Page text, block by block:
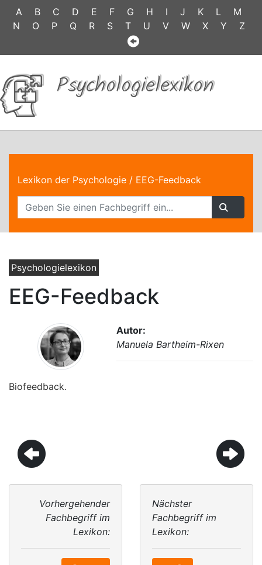
A B C D E F G H I J K L
M
N
O P Q R S T U V W X Y Z
Psychologielexikon
Lexikon der Psychologie / EEG-Feedback
Psychologielexikon
EEG-Feedback
Autor:
Manuela Bartheim-Rixen
Biofeedback.
Vorhergehender
Fachbegriff im
Lexikon:
Nächster
Fachbegriff im
Lexikon: